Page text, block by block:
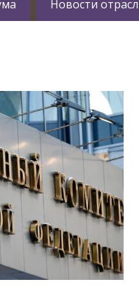
Новости